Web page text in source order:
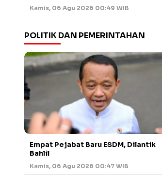
Kamis, 06 Agu 2026 00:49 WIB
POLITIK DAN PEMERINTAHAN
Empat Pejabat Baru ESDM, Dilantik
Bahlil
Kamis, 06 Agu 2026 00:47 WIB